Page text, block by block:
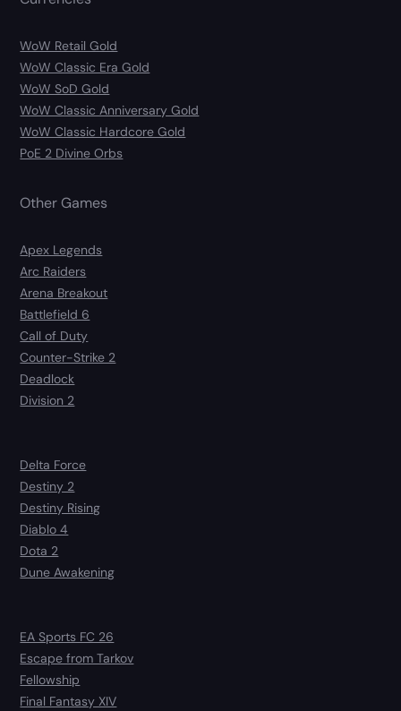
WoW Retail Gold
WoW Classic Era Gold
WoW SoD Gold
WoW Classic Anniversary Gold
WoW Classic Hardcore Gold
PoE 2 Divine Orbs
Other Games
Apex Legends
Arc Raiders
Arena Breakout
Battlefield 6
Call of Duty
Counter-Strike 2
Deadlock
Division 2
Delta Force
Destiny 2
Destiny Rising
Diablo 4
Dota 2
Dune Awakening
EA Sports FC 26
Escape from Tarkov
Fellowship
Final Fantasy XIV